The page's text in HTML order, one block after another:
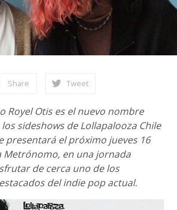
Share Tweet
Royel Otis es el nuevo nombre
sideshows de Lollapalooza Chile
presentará el próximo jueves 16
Metrónomo, en una jornada
de cerca uno de los
del indie pop actual.